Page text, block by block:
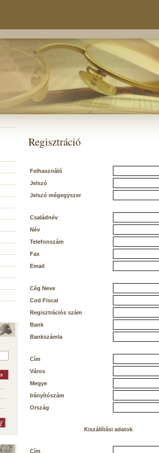
Regisztráció
Felhasználó
Jelszó
Jelszó mégegyszer
Családnév
Név
Telefonszám
Fax
Email
Cég Neve
Cod Fiscal
Regisztrációs szám
Bank
Bankszámla
Cím
Város
Megye
Irányítószám
Ország
Kiszállítási adatok
Cím